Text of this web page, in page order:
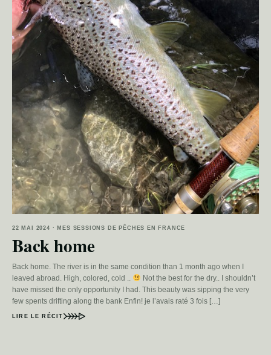
22 MAI 2024 · MES SESSIONS DE PÊCHES EN FRANCE
Back home
Back home. The river is in the same condition than 1 month ago when I
leaved abroad. High, colored, cold ..
Not the best for the dry.. I shouldn’t
have missed the only opportunity I had. This beauty was sipping the very
few spents drifting along the bank Enfin! je l’avais raté 3 fois […]
LIRE LE RÉCIT